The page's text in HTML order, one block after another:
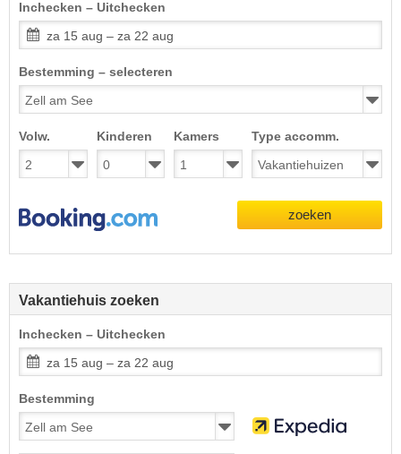
Inchecken – Uitchecken
za 15 aug – za 22 aug
Bestemming – selecteren
Volw. Kinderen Kamers Type accomm.
zoeken
Vakantiehuis zoeken
Inchecken – Uitchecken
za 15 aug – za 22 aug
Bestemming